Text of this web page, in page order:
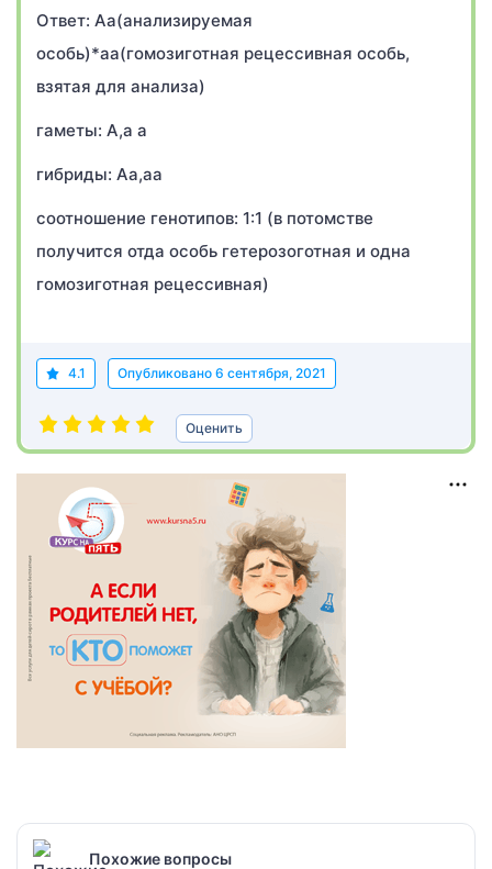
Ответ: Аа(анализируемая
особь)*аа(гомозиготная рецессивная особь,
взятая для анализа)
гаметы: А,а а
гибриды: Аа,аа
соотношение генотипов: 1:1 (в потомстве
получится отда особь гетерозоготная и одна
гомозиготная рецессивная)
4.1 Опубликовано 6 сентября, 2021
Оценить
Похожие вопросы